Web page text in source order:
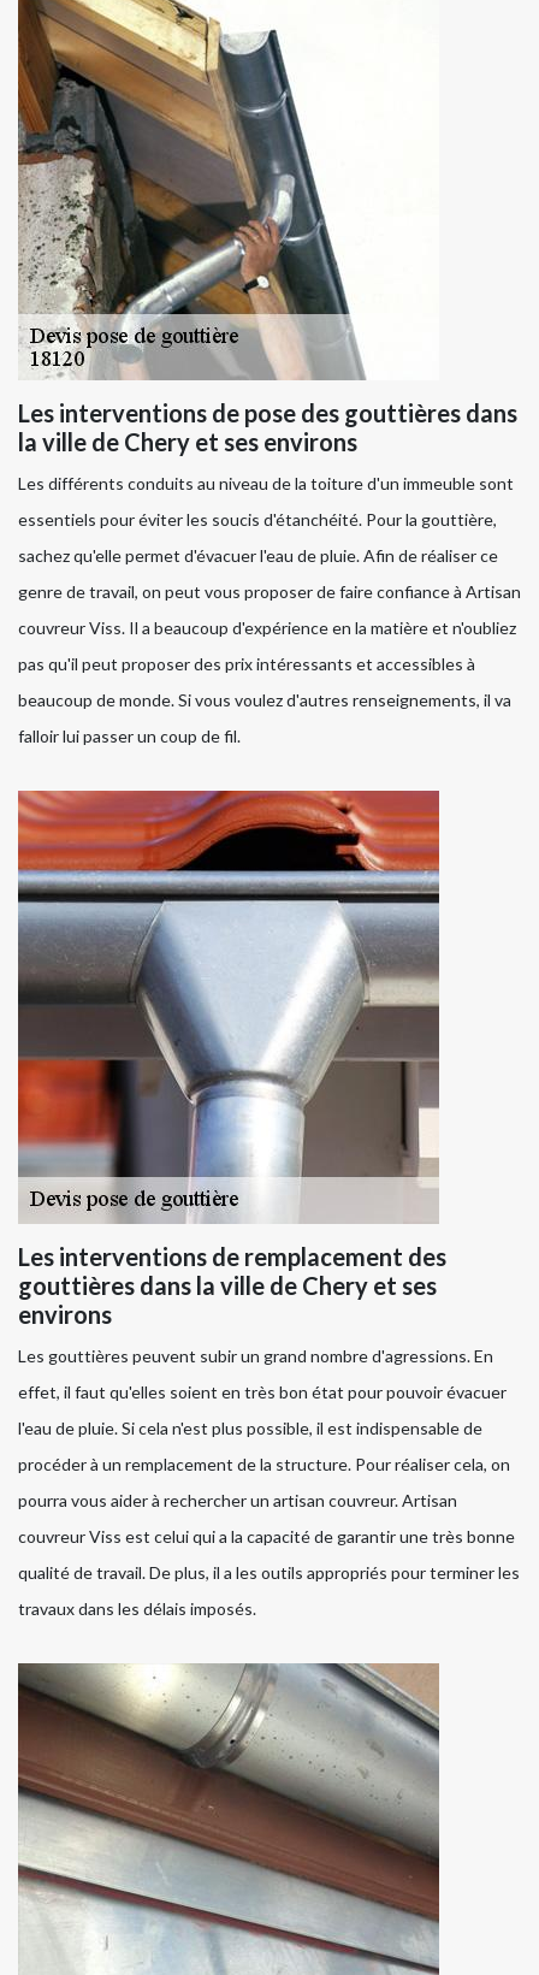
Les interventions de pose des gouttières dans
la ville de Chery et ses environs
Les différents conduits au niveau de la toiture d'un immeuble sont
essentiels pour éviter les soucis d'étanchéité. Pour la gouttière,
sachez qu'elle permet d'évacuer l'eau de pluie. Afin de réaliser ce
genre de travail, on peut vous proposer de faire confiance à Artisan
couvreur Viss. Il a beaucoup d'expérience en la matière et n'oubliez
pas qu'il peut proposer des prix intéressants et accessibles à
beaucoup de monde. Si vous voulez d'autres renseignements, il va
falloir lui passer un coup de fil.
Les interventions de remplacement des
gouttières dans la ville de Chery et ses
environs
Les gouttières peuvent subir un grand nombre d'agressions. En
effet, il faut qu'elles soient en très bon état pour pouvoir évacuer
l'eau de pluie. Si cela n'est plus possible, il est indispensable de
procéder à un remplacement de la structure. Pour réaliser cela, on
pourra vous aider à rechercher un artisan couvreur. Artisan
couvreur Viss est celui qui a la capacité de garantir une très bonne
qualité de travail. De plus, il a les outils appropriés pour terminer les
travaux dans les délais imposés.